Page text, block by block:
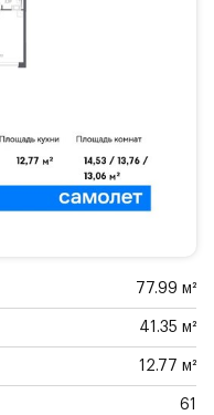
77.99 м²
41.35 м²
12.77 м²
61